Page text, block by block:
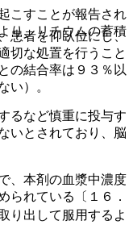
患者を仰臥位にし、
切な処置を行うこと
の結合率は９３％以
い）。
り出して服用するよ
こすことが報告され
り、リチウムの蓄積
るなど慎重に投与す
いとされており、脳
、本剤の血漿中濃度
られている〔１６．